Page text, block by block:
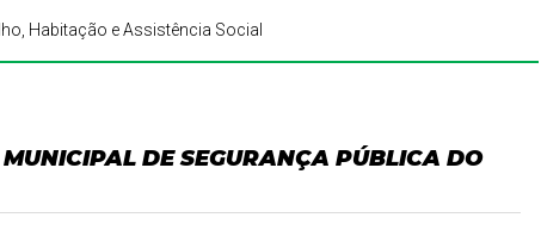
Habitação e Assistência Social
DE SEGURANÇA PÚBLICA DO